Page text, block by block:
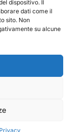
dispositivo. Il
dati come il
sito. Non
su alcune